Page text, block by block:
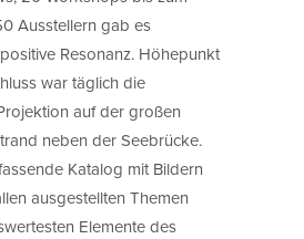
Ausstellern gab es
Resonanz. Höhepunkt
war täglich die
auf der großen
neben der Seebrücke.
Katalog mit Bildern
ausgestellten Themen
Elemente des